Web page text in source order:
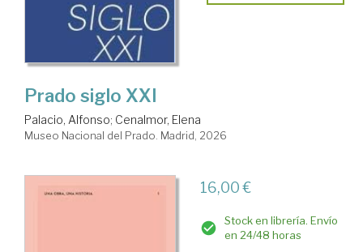
Prado siglo XXI
Palacio, Alfonso; Cenalmor, Elena
Museo Nacional del Prado. Madrid, 2026
16,00 €
Stock en librería. Envío
en 24/48 horas